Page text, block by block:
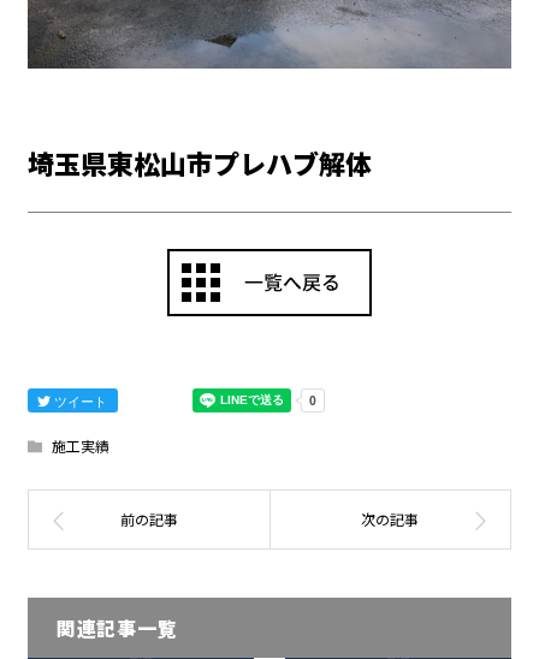
埼玉県東松山市プレハブ解体
ツイート
施工実績
関連記事一覧